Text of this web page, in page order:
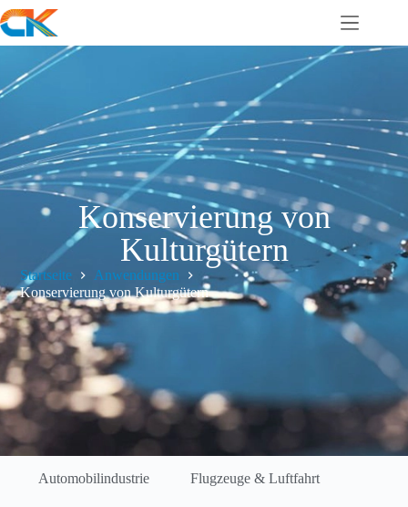
Konservierung von
Kulturgütern
Startseite
Anwendungen
Konservierung von Kulturgütern
Automobilindustrie Flugzeuge & Luftfahrt